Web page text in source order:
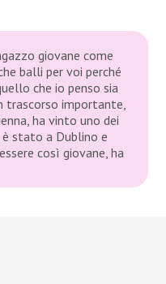
giovane come
balli per voi perché
che io penso sia
trascorso importante,
ha vinto uno dei
stato a Dublino e
così giovane, ha